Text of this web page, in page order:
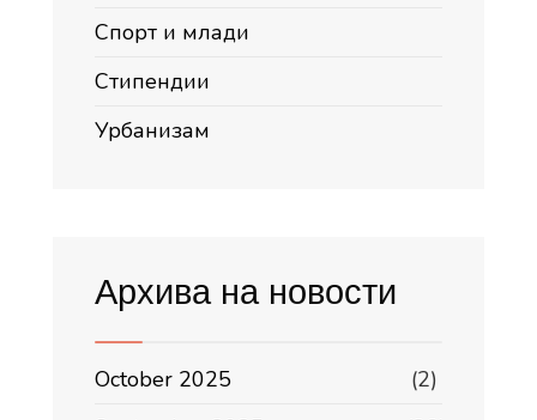
Спорт и млади
Стипендии
Урбанизам
Архива на новости
October 2025
(2)